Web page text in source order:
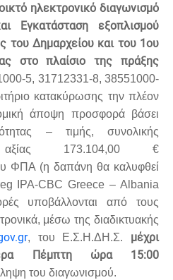
ηλεκτρονικό διαγωνισμό
Εγκατάσταση εξοπλισμού
του Δημαρχείου και του 1ου
στο πλαίσιο της πράξης
5, 31712331-8, 38551000-
κατακύρωσης την πλέον
άποψη προσφορά βάσει
– τιμής, συνολικής
αξίας 173.104,00 €
ΦΠΑ (η δαπάνη θα καλυφθεί
IPA-CBC Greece – Albania
υποβάλλονται από τους
μέσω της διαδικτυακής
, του Ε.Σ.Η.ΔΗ.Σ. μέχρι
Πέμπτη ώρα 15:00
του διαγωνισμού.